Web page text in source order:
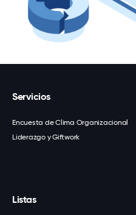
Servicios
Encuesta de Clima Organizacional
Liderazgo y Giftwork
Listas